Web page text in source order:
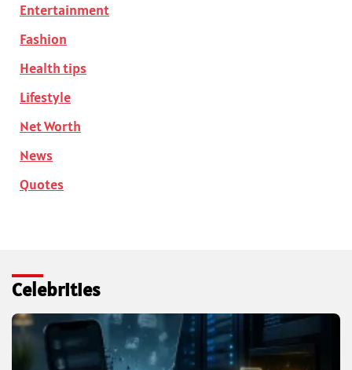
Entertainment
Fashion
Health tips
Lifestyle
Net Worth
News
Quotes
Celebrities